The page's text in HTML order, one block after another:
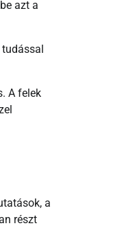
azt a
A felek
a
részt